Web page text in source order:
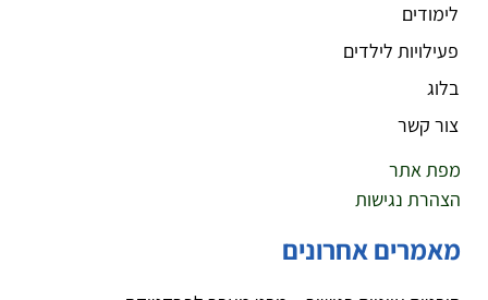
לימודים
פעילויות לילדים
בלוג
צור קשר
מפת אתר
הצהרת נגישות
מאמרים אחרונים